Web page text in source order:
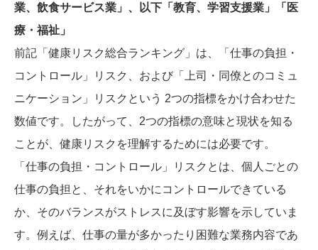
業、飲食サービス業」、以下「教育、学習支援業」「医
療・福祉」
前記「健康リスク総合ランキング」は、「仕事の負担・
コントロール」リスク、および「上司・同僚とのコミュ
ニケーション」リスクという 2つの指標をかけ合わせた
数値です。したがって、2つの指標の意味と現状を知る
ことが、健康リスクを理解するためには必要です。
「仕事の負担・コントロール」リスクとは、個人ごとの
仕事の負担と、それをいかにコントロールできている
か、そのバランスがストレスに及ぼす影響を示していま
す。例えば、仕事の量が多かったり困難な業務内容であ